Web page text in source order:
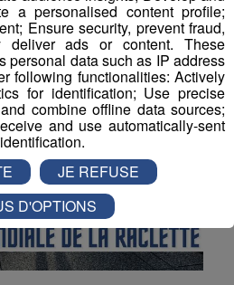
a personalised content profile;
Ensure security, prevent fraud,
deliver ads or content. These
personal data such as IP address
following functionalities: Actively
for identification; Use precise
combine offline data sources;
and use automatically-sent
JE REFUSE
D'OPTIONS